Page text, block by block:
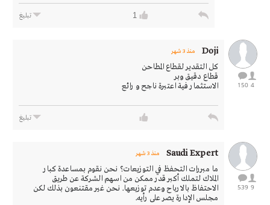
1 تبليغ
4
150
Doji منذ 3 شهر
كل التقدير لقطاع المطاحن
قطاع دقيق وبر
الاستثمار فية اعتبرة ناجح و رائع
تبليغ
9
539
Saudi Expert منذ 3 شهر
ما مبررات التحفظ في التوزيعات؟ نحن نقوم بمساعدة كبار
الملاك لتملك أكبر قدر ممكن من اسهم الشركة عن طريق
الاحتفاظ بالارباح وعدم توزيعها. نحن غير مقتنعون بذلك لكن
مجلس الإدارة يصر على رأيه.